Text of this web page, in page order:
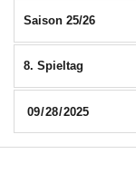
Saison 25/26
8. Spieltag